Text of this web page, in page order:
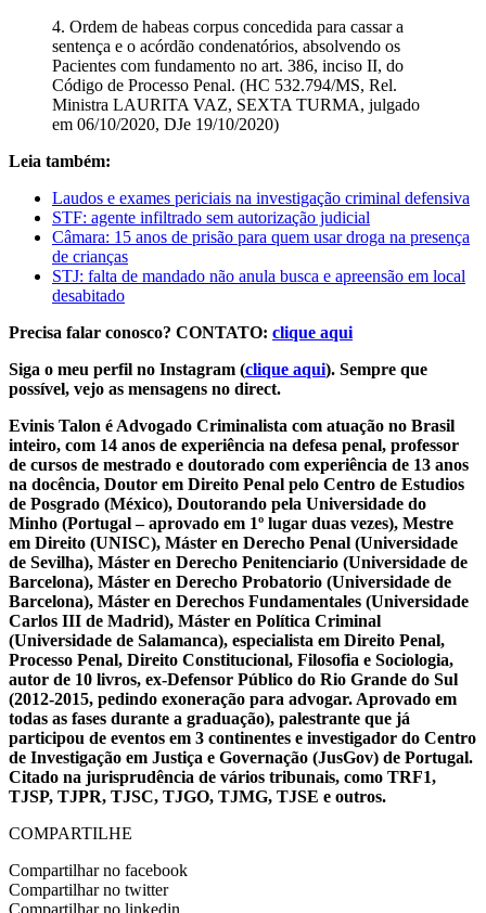
4. Ordem de habeas corpus concedida para cassar a
sentença e o acórdão condenatórios, absolvendo os
Pacientes com fundamento no art. 386, inciso II, do
Código de Processo Penal. (HC 532.794/MS, Rel.
Ministra LAURITA VAZ, SEXTA TURMA, julgado
em 06/10/2020, DJe 19/10/2020)
Leia também:
Laudos e exames periciais na investigação criminal defensiva
STF: agente infiltrado sem autorização judicial
Câmara: 15 anos de prisão para quem usar droga na presença
de crianças
STJ: falta de mandado não anula busca e apreensão em local
desabitado
Precisa falar conosco? CONTATO: clique aqui
Siga o meu perfil no Instagram (clique aqui). Sempre que
possível, vejo as mensagens no direct.
Evinis Talon é Advogado Criminalista com atuação no Brasil
inteiro, com 14 anos de experiência na defesa penal, professor
de cursos de mestrado e doutorado com experiência de 13 anos
na docência, Doutor em Direito Penal pelo Centro de Estudios
de Posgrado (México), Doutorando pela Universidade do
Minho (Portugal – aprovado em 1º lugar duas vezes), Mestre
em Direito (UNISC), Máster en Derecho Penal (Universidade
de Sevilha), Máster en Derecho Penitenciario (Universidade de
Barcelona), Máster en Derecho Probatorio (Universidade de
Barcelona), Máster en Derechos Fundamentales (Universidade
Carlos III de Madrid), Máster en Política Criminal
(Universidade de Salamanca), especialista em Direito Penal,
Processo Penal, Direito Constitucional, Filosofia e Sociologia,
autor de 10 livros, ex-Defensor Público do Rio Grande do Sul
(2012-2015, pedindo exoneração para advogar. Aprovado em
todas as fases durante a graduação), palestrante que já
participou de eventos em 3 continentes e investigador do Centro
de Investigação em Justiça e Governação (JusGov) de Portugal.
Citado na jurisprudência de vários tribunais, como TRF1,
TJSP, TJPR, TJSC, TJGO, TJMG, TJSE e outros.
COMPARTILHE
Compartilhar no facebook
Compartilhar no twitter
Compartilhar no linkedin